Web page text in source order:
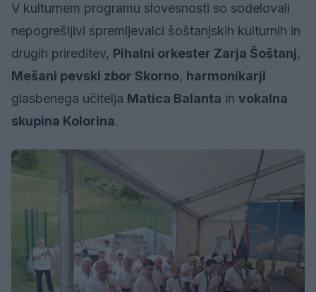
V kulturnem programu slovesnosti so sodelovali
nepogrešljivi spremljevalci šoštanjskih kulturnih in
drugih prireditev, Pihalni orkester Zarja Šoštanj,
Mešani pevski zbor Skorno, harmonikarji
glasbenega učitelja Matica Balanta in vokalna
skupina Kolorina.